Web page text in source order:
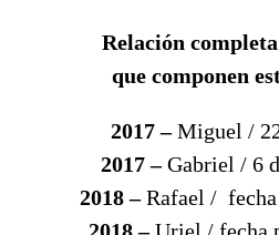
Relación
que componen
2017 – Miguel /
2017 – Gabriel / 6
2018 – Rafael /